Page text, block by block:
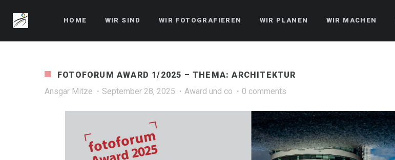
HOME WIR SIND WIR FOTOGRAFIEREN WIR PLANEN WIR MACHEN
FOTOFORUM AWARD 1/2025 – THEMA: ARCHITEKTUR
Ansgar Mitze
September 28, 2025 Award und co 0 comments